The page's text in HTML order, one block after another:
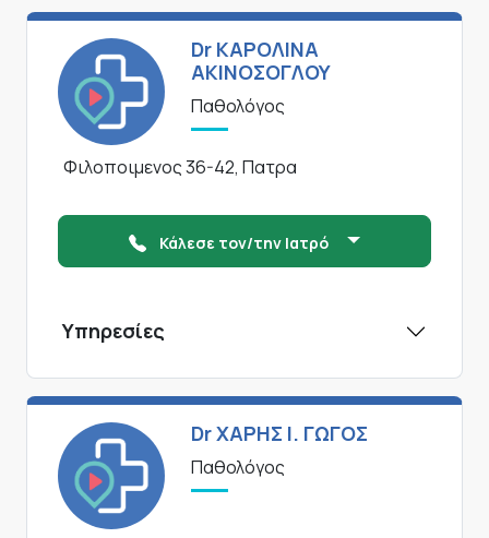
Dr ΚΑΡΟΛΙΝΑ
ΑΚΙΝΟΣΟΓΛΟΥ
Παθολόγος
Φιλοποιμενος 36-42, Πατρα
Κάλεσε τον/την Ιατρό
Υπηρεσίες
Dr ΧΑΡΗΣ Ι. ΓΩΓΟΣ
Παθολόγος